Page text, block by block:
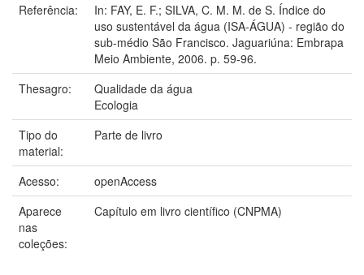
Referência:
In: FAY, E. F.; SILVA, C. M. M. de S. Índice do
uso sustentável da água (ISA-ÁGUA) - região do
sub-médio São Francisco. Jaguariúna: Embrapa
Meio Ambiente, 2006. p. 59-96.
Thesagro:
Qualidade da água
Ecologia
Tipo do
material:
Parte de livro
Acesso:
openAccess
Aparece
nas
coleções:
Capítulo em livro científico (CNPMA)